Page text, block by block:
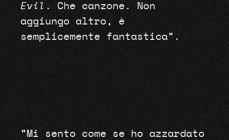
Evil . Che canzone. Non
aggiungo altro, è
semplicemente fantastica”.
“Mi sento come se ho azzardato